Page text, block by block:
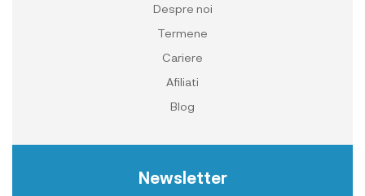
Despre noi
Termene
Cariere
Afiliati
Blog
Newsletter